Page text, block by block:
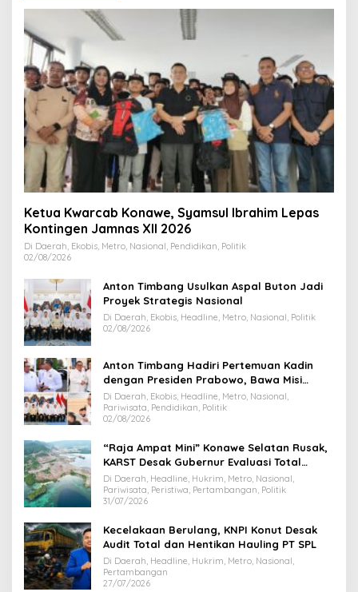
Ketua Kwarcab Konawe, Syamsul Ibrahim Lepas
Kontingen Jamnas XII 2026
Di Daerah, Ekobis, Metro, Nasional, Pendidikan, Politik
02/08/2026
Anton Timbang Usulkan Aspal Buton Jadi
Proyek Strategis Nasional
Di Daerah, Ekobis, Headline, Metro, Nasional, Politik
02/08/2026
Anton Timbang Hadiri Pertemuan Kadin
dengan Presiden Prabowo, Bawa Misi
Majukan Ekonomi Sultra
Di Daerah, Ekobis, Headline, Metro, Nasional,
Pariwisata, Pendidikan, Politik
02/08/2026
“Raja Ampat Mini” Konawe Selatan Rusak,
KARST Desak Gubernur Evaluasi Total
Dispar Sultra
Di Daerah, Headline, Hukrim, Metro, Nasional,
Pariwisata, Peristiwa, Pertambangan, Politik
31/07/2026
Kecelakaan Berulang, KNPI Konut Desak
Audit Total dan Hentikan Hauling PT SPL
Di Daerah, Headline, Hukrim, Metro, Nasional,
Pertambangan
27/07/2026